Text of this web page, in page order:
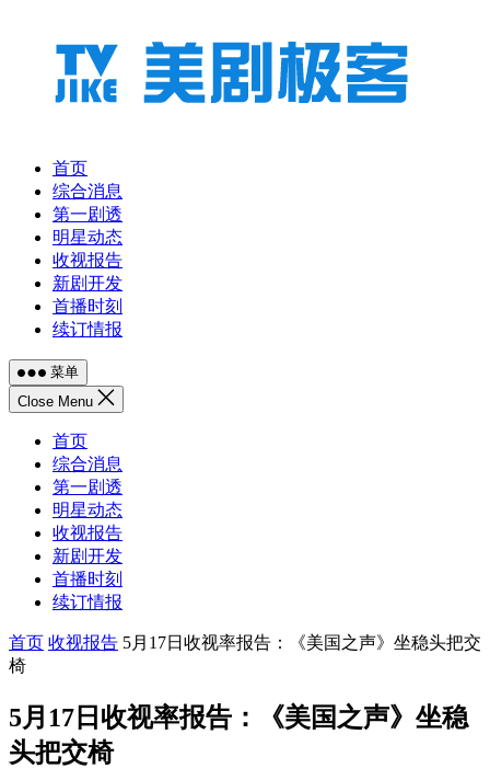
首页
综合消息
第一剧透
明星动态
收视报告
新剧开发
首播时刻
续订情报
菜单
Close Menu
首页
综合消息
第一剧透
明星动态
收视报告
新剧开发
首播时刻
续订情报
首页 收视报告 5月17日收视率报告：《美国之声》坐稳头把交
椅
5月17日收视率报告：《美国之声》坐稳
头把交椅